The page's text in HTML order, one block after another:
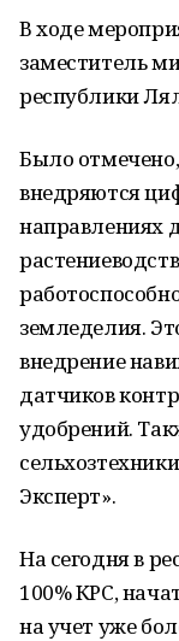
В ходе
заместитель
республики
Было
внедряются
направлениях
земледелия.
внедрение
датчиков
удобрений.
Эксперт».
На сегодня в
100% КРС,
на учет уже